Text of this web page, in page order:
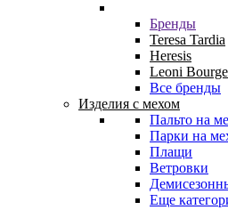
Бренды
Teresa Tardia
Heresis
Leoni Bourge
Все бренды
Изделия с мехом
Пальто на
Парки на
Плащи
Ветровки
Еще